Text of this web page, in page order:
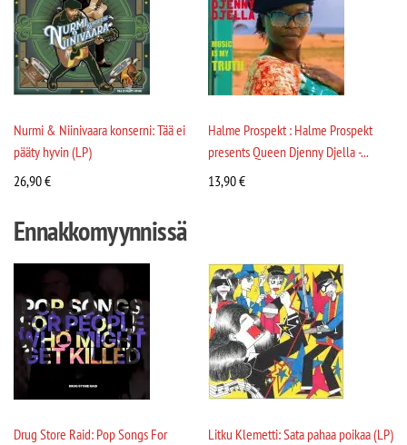
Nurmi & Niinivaara konserni: Tää ei
pääty hyvin (LP)
26,90€
Halme Prospekt : Halme Prospekt
presents Queen Djenny Djella -...
13,90€
Ennakkomyynnissä
Drug Store Raid: Pop Songs For
Litku Klemetti: Sata pahaa poikaa (LP)